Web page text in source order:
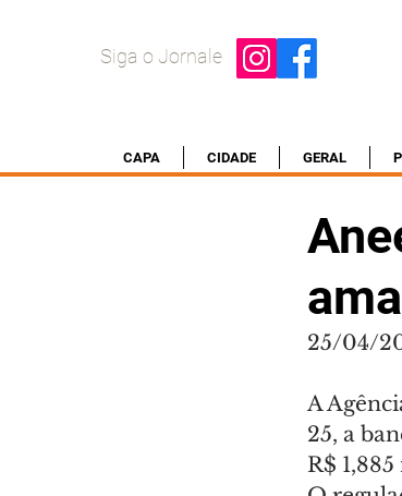
Siga o Jornale
CAPA CIDADE GERAL
25/04/
A
25, a
R$